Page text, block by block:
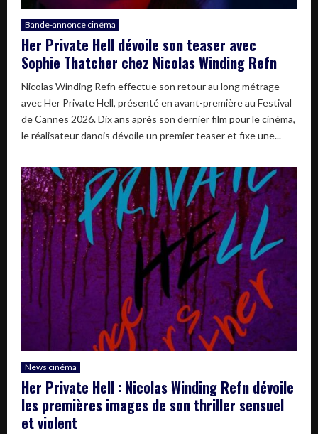
Bande-annonce cinéma
Her Private Hell dévoile son teaser avec
Sophie Thatcher chez Nicolas Winding Refn
Nicolas Winding Refn effectue son retour au long métrage
avec Her Private Hell, présenté en avant-première au Festival
de Cannes 2026. Dix ans après son dernier film pour le cinéma,
le réalisateur danois dévoile un premier teaser et fixe une...
News cinéma
Her Private Hell : Nicolas Winding Refn dévoile
les premières images de son thriller sensuel
et violent